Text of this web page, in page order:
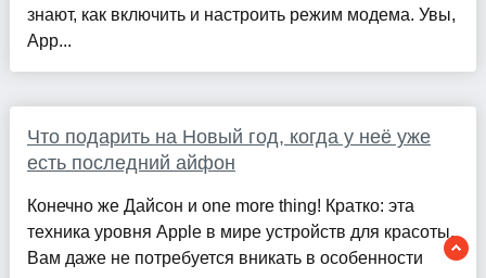
знают, как включить и настроить режим модема. Увы,
App...
Что подарить на Новый год, когда у неё уже
есть последний айфон
Конечно же Дайсон и one more thing! Кратко: эта
техника уровня Apple в мире устройств для красоты.
Вам даже не потребуется вникать в особенности